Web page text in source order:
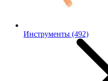
Инструменты (492)